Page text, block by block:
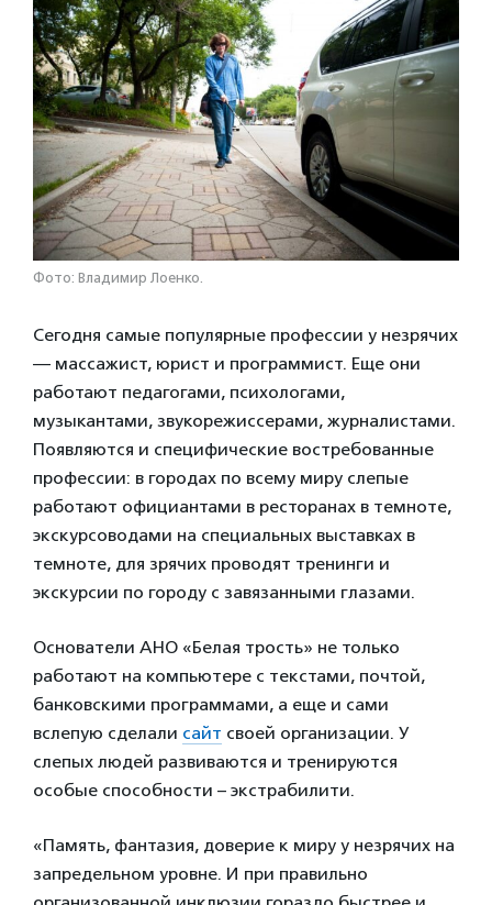
Фото: Владимир Лоенко.
Сегодня самые популярные профессии у незрячих
— массажист, юрист и программист. Еще они
работают педагогами, психологами,
музыкантами, звукорежиссерами, журналистами.
Появляются и специфические востребованные
профессии: в городах по всему миру слепые
работают официантами в ресторанах в темноте,
экскурсоводами на специальных выставках в
темноте, для зрячих проводят тренинги и
экскурсии по городу с завязанными глазами.
Основатели АНО «Белая трость» не только
работают на компьютере с текстами, почтой,
банковскими программами, а еще и сами
вслепую сделали сайт своей организации. У
слепых людей развиваются и тренируются
особые способности – экстрабилити.
«Память, фантазия, доверие к миру у незрячих на
запредельном уровне. И при правильно